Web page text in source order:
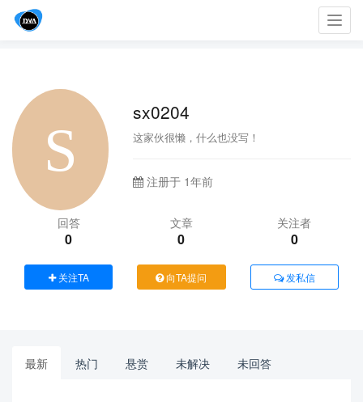
sx0204
这家伙很懒，什么也没写！
注册于 1年前
回答
0
文章
0
关注者
0
关注TA 向TA提问 发私信
最新 热门 悬赏 未解决 未回答